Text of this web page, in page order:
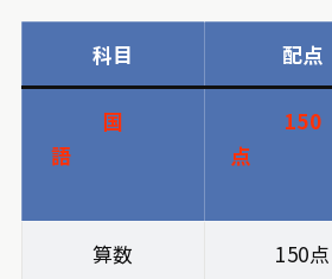
科目 配点
国
語
150
点
算数 150点